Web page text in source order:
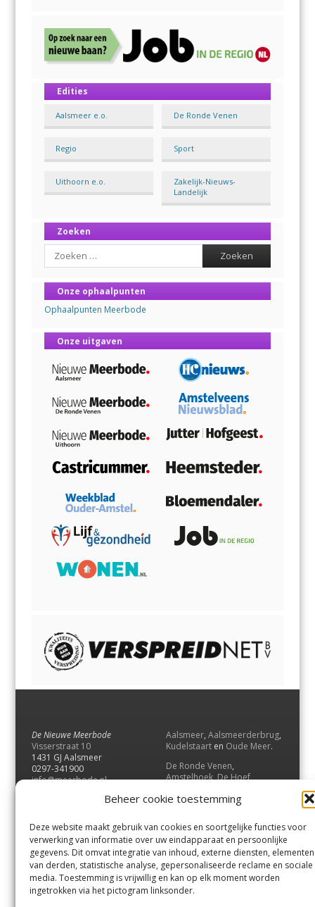
Beheer cookie toestemming
Deze website maakt gebruik van cookies en soortgelijke functies voor
verwerking van informatie over uw eindapparaat en persoonlijke
gegevens. Dit omvat integratie van inhoud, externe diensten, elementen
van derden, statistische analyse, gepersonaliseerde reclame en sociale
media. Toestemming is vrijwillig en kan op elk moment worden
ingetrokken via het pictogram linksonder.
Edities
Aalsmeer e.o. De Ronde Venen
Regio Sport
Uithoorn e.o.
Zakelijk-Nieuws-
Landelijk
Zoeken
Search
Onze ophaalpunten
Ophaalpunten Meerbode
Onze uitgaven
De Nieuwe Meerbode
Visserstraat 10
1431 GJ Aalsmeer
0297-341900
info@meerbode.nl
Aalsmeer, Aalsmeerderbrug,
Kudelstaart en Oude Meer.
De Ronde Venen,
Amstelhoek,De Hoef,
Vrouwenakker,Waverveen
UithoornenDe Kwakel.
Contact
Andere uitgaven
Bezorgklacht